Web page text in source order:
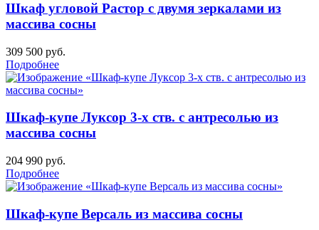
Шкаф угловой Растор с двумя зеркалами из
массива сосны
309 500 руб.
Подробнее
Шкаф-купе Луксор 3-х ств. с антресолью из
массива сосны
204 990 руб.
Подробнее
Шкаф-купе Версаль из массива сосны